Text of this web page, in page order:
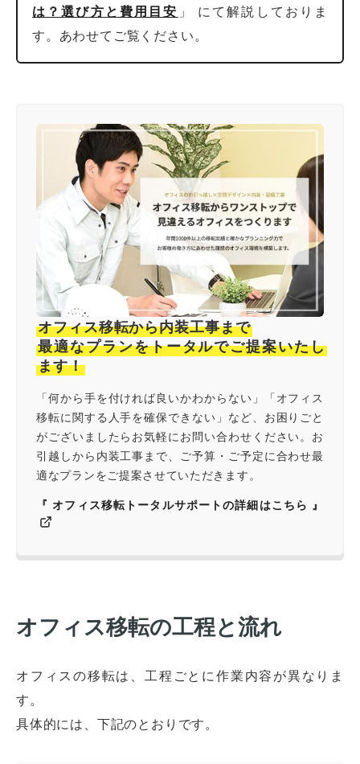
は？選び方と費用目安 」 にて解説しておりま
す。あわせてご覧ください。
オフィス移転から内装工事まで
最適なプランをトータルでご提案いたし
ます！
「何から手を付ければ良いかわからない」「オフィス
移転に関する人手を確保できない」など、お困りごと
がございましたらお気軽にお問い合わせください。お
引越しから内装工事まで、ご予算・ご予定に合わせ最
適なプランをご提案させていただきます。
『 オフィス移転トータルサポートの詳細はこちら 』
オフィス移転の工程と流れ
オフィスの移転は、工程ごとに作業内容が異なりま
す。
具体的には、下記のとおりです。